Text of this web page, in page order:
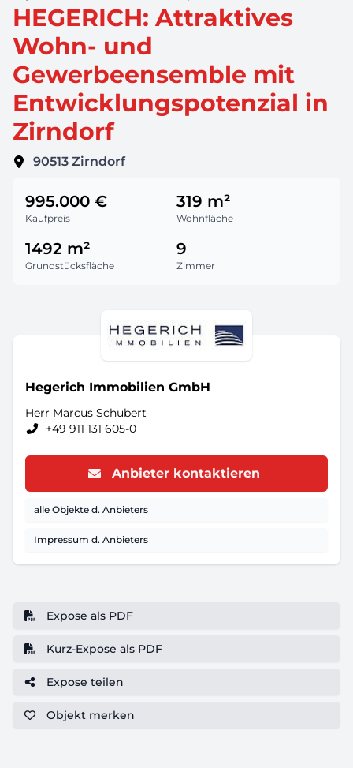
HEGERICH: Attraktives
Wohn- und
Gewerbeensemble mit
Entwicklungspotenzial in
Zirndorf
90513 Zirndorf
Kaufpreis
995.000 €
Wohnfläche
319 m²
Grundstücksfläche
1492 m²
Zimmer
9
Hegerich Immobilien GmbH
Herr Marcus Schubert
+49 911 131 605-0
Anbieter kontaktieren
alle Objekte d. Anbieters
Impressum d. Anbieters
Expose als PDF
Kurz-Expose als PDF
Expose teilen
Objekt merken